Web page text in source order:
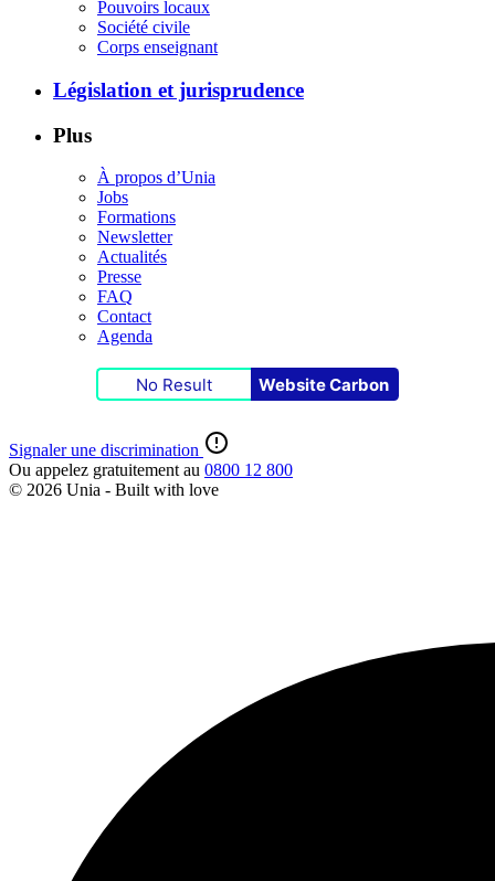
Pouvoirs locaux
Société civile
Corps enseignant
Législation et jurisprudence
Plus
À propos d’Unia
Jobs
Formations
Newsletter
Actualités
Presse
FAQ
Contact
Agenda
No Result Website Carbon
Signaler une discrimination
Ou appelez gratuitement au 0800 12 800
© 2026 Unia - Built with love